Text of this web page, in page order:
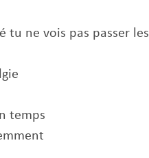
tu ne vois pas passer les
temps